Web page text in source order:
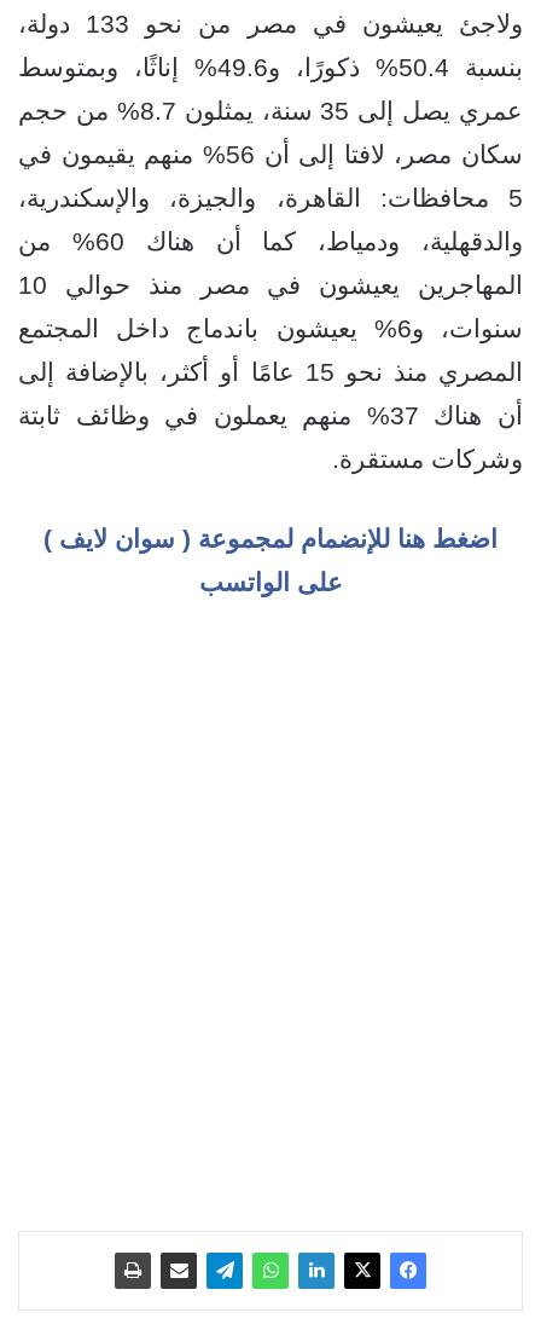
ولاجئ يعيشون في مصر من نحو 133 دولة،
بنسبة 50.4% ذكورًا، و49.6% إناثًا، وبمتوسط
عمري يصل إلى 35 سنة، يمثلون 8.7% من حجم
سكان مصر، لافتا إلى أن 56% منهم يقيمون في
5 محافظات: القاهرة، والجيزة، والإسكندرية،
والدقهلية، ودمياط، كما أن هناك 60% من
المهاجرين يعيشون في مصر منذ حوالي 10
سنوات، و6% يعيشون باندماج داخل المجتمع
المصري منذ نحو 15 عامًا أو أكثر، بالإضافة إلى
أن هناك 37% منهم يعملون في وظائف ثابتة
وشركات مستقرة.
اضغط هنا للإنضمام لمجموعة ( سوان لايف )
على الواتسب